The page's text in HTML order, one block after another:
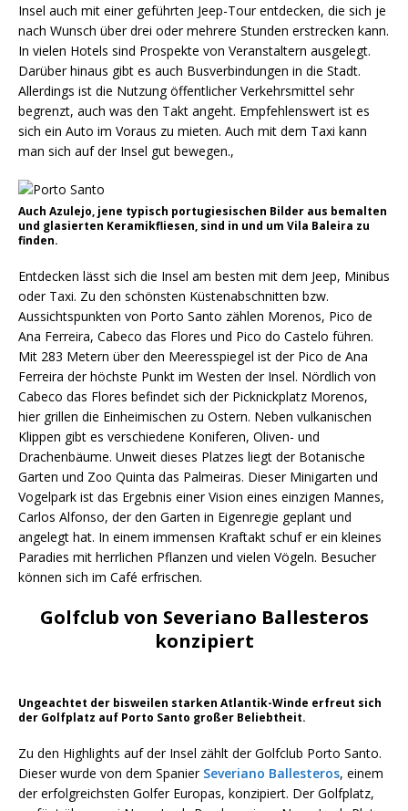
Insel auch mit einer geführten Jeep-Tour entdecken, die sich je
nach Wunsch über drei oder mehrere Stunden erstrecken kann.
In vielen Hotels sind Prospekte von Veranstaltern ausgelegt.
Darüber hinaus gibt es auch Busverbindungen in die Stadt.
Allerdings ist die Nutzung öffentlicher Verkehrsmittel sehr
begrenzt, auch was den Takt angeht. Empfehlenswert ist es
sich ein Auto im Voraus zu mieten. Auch mit dem Taxi kann
man sich auf der Insel gut bewegen.,
Auch Azulejo, jene typisch portugiesischen Bilder aus bemalten
und glasierten Keramikfliesen, sind in und um Vila Baleira zu
finden.
Entdecken lässt sich die Insel am besten mit dem Jeep, Minibus
oder Taxi. Zu den schönsten Küstenabschnitten bzw.
Aussichtspunkten von Porto Santo zählen Morenos, Pico de
Ana Ferreira, Cabeco das Flores und Pico do Castelo führen.
Mit 283 Metern über den Meeresspiegel ist der Pico de Ana
Ferreira der höchste Punkt im Westen der Insel. Nördlich von
Cabeco das Flores befindet sich der Picknickplatz Morenos,
hier grillen die Einheimischen zu Ostern. Neben vulkanischen
Klippen gibt es verschiedene Koniferen, Oliven- und
Drachenbäume. Unweit dieses Platzes liegt der Botanische
Garten und Zoo Quinta das Palmeiras. Dieser Minigarten und
Vogelpark ist das Ergebnis einer Vision eines einzigen Mannes,
Carlos Alfonso, der den Garten in Eigenregie geplant und
angelegt hat. In einem immensen Kraftakt schuf er ein kleines
Paradies mit herrlichen Pflanzen und vielen Vögeln. Besucher
können sich im Café erfrischen.
Golfclub von Severiano Ballesteros
konzipiert
Ungeachtet der bisweilen starken Atlantik-Winde erfreut sich
der Golfplatz auf Porto Santo großer Beliebtheit.
Zu den Highlights auf der Insel zählt der Golfclub Porto Santo.
Dieser wurde von dem Spanier Severiano Ballesteros, einem
der erfolgreichsten Golfer Europas, konzipiert. Der Golfplatz,